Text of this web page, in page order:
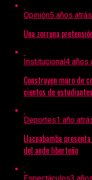
Opinión5 años atrás
Una zorruna
Institucional 4 años
Construyen muro de
cientos de
Deportes1 año
Llacuabamba
del ande liberteño